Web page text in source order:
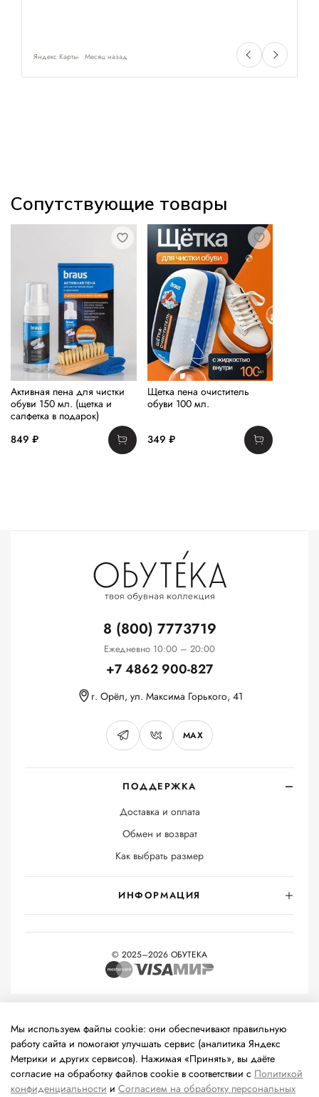
Яндекс Карты Месяц назад
Сопутствующие товары
Активная пена для чистки
обуви 150 мл. (щетка и
салфетка в подарок)
849 ₽
Щетка пена очиститель
обуви 100 мл.
349 ₽
ПОДДЕРЖКА
Доставка и оплата
Обмен и возврат
Как выбрать размер
ИНФОРМАЦИЯ
8 (800) 7773719
Ежедневно 10:00 – 20:00
+7 4862 900-827
г. Орёл, ул. Максима Горького, 41
MAX
© 2025–2026 ОБУТЕКА
технологии
(информационные технологии предоставления
информации на основе сбора, систематизации и анализа
сведений, относящихся к предпочтениям пользователей сети
«Интернет», находящихся на территории Российской
Федерации).
Мы используем файлы cookie: они обеспечивают правильную
работу сайта и помогают улучшать сервис (аналитика Яндекс
Метрики и других сервисов). Нажимая «Принять», вы даёте
согласие на обработку файлов cookie в соответствии с Политикой
конфиденциальности и Согласием на обработку персональных